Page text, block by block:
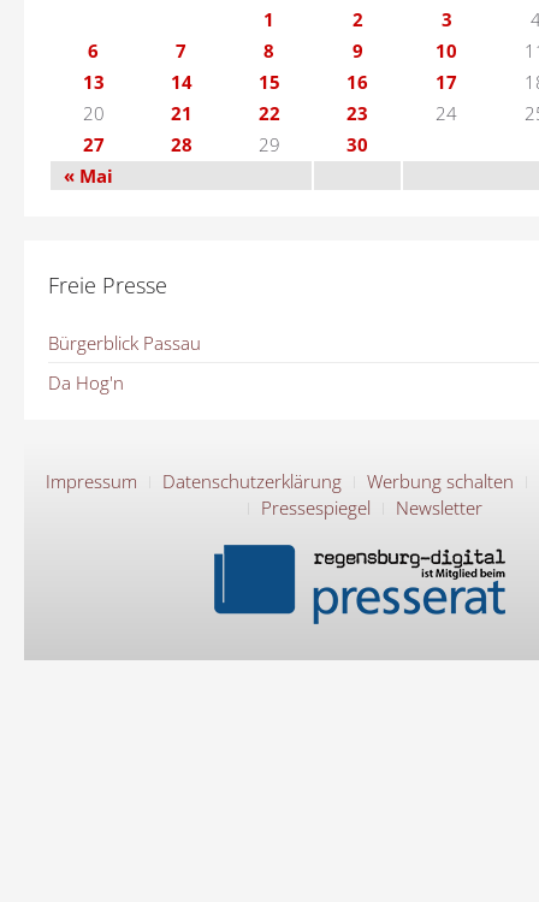
1
2 3
6
7 8 9 10
13
14 15 16 17
20
21 22 23 24
27
28 29
30
« Mai
Freie Presse
Bürgerblick Passau
Da Hog'n
Impressum Datenschutzerklärung
Werbung schalten
Pressespiegel
Newsletter